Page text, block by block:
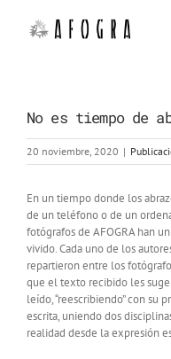
contenido
No es tiempo de
20 noviembre, 2020 |
En un tiempo donde los
de un teléfono o de un
fotógrafos de AFOGRA han
vivido. Cada uno de los
repartieron entre los
que el texto recibido les
leído, “reescribiendo” con su
escrita, uniendo dos
realidad desde la expresión